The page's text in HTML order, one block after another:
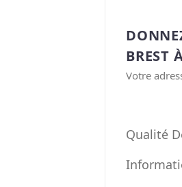
BREST
Votre
Qualité